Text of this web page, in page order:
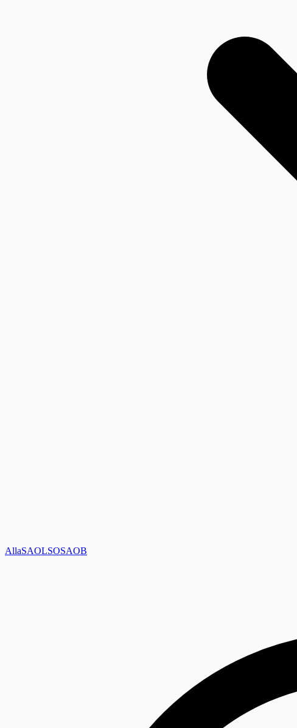
AllaSAOLSOSAOB